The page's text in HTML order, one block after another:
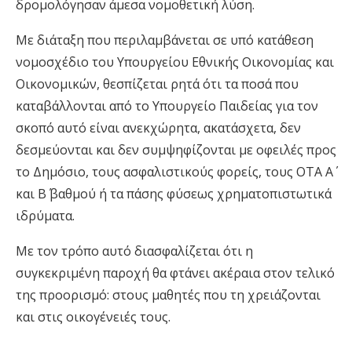
δρομολόγησαν άμεσα νομοθετική λύση.
Με διάταξη που περιλαμβάνεται σε υπό κατάθεση
νομοσχέδιο του Υπουργείου Εθνικής Οικονομίας και
Οικονομικών, θεσπίζεται ρητά ότι τα ποσά που
καταβάλλονται από το Υπουργείο Παιδείας για τον
σκοπό αυτό είναι ανεκχώρητα, ακατάσχετα, δεν
δεσμεύονται και δεν συμψηφίζονται με οφειλές προς
το Δημόσιο, τους ασφαλιστικούς φορείς, τους ΟΤΑ Α΄
και Β΄ βαθμού ή τα πάσης φύσεως χρηματοπιστωτικά
ιδρύματα.
Με τον τρόπο αυτό διασφαλίζεται ότι η
συγκεκριμένη παροχή θα φτάνει ακέραια στον τελικό
της προορισμό: στους μαθητές που τη χρειάζονται
και στις οικογένειές τους.